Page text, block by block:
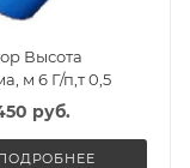
Высота
м 6 Г/п,т 0,5
руб.